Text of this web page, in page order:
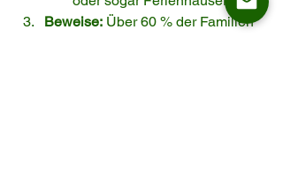
Beweise: Über 60 % der Familien